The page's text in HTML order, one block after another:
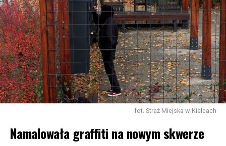
fot. Straż Miejska w Kielcach
Namalowała graffiti na nowym skwerze